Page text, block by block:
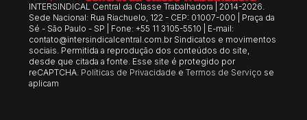
INTERSINDICAL Central da Classe Trabalhadora | 2014-2026.
Sede Nacional: Rua Riachuelo, 122 - CEP: 01007-000 | Praça da
Sé - São Paulo - SP | Fone: +55 11 3105-5510 | E-mail:
contato@intersindicalcentral.com.br Sindicatos e movimentos
sociais. Permitida a reprodução dos conteúdos do site,
desde que citada a fonte. Esse site é protegido por
reCAPTCHA. Políticas de Privacidade eTermos de Serviço se
aplicam